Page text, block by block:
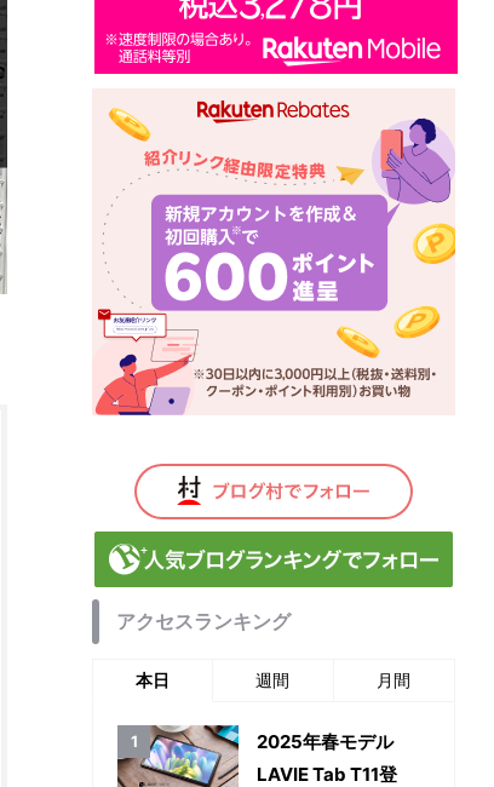
アクセスランキング
本日 週間 月間
2025年春モデル
LAVIE Tab T11登